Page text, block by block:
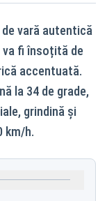
vară autentică
va fi însoțită de
accentuată.
la 34 de grade,
grindină și
km/h.